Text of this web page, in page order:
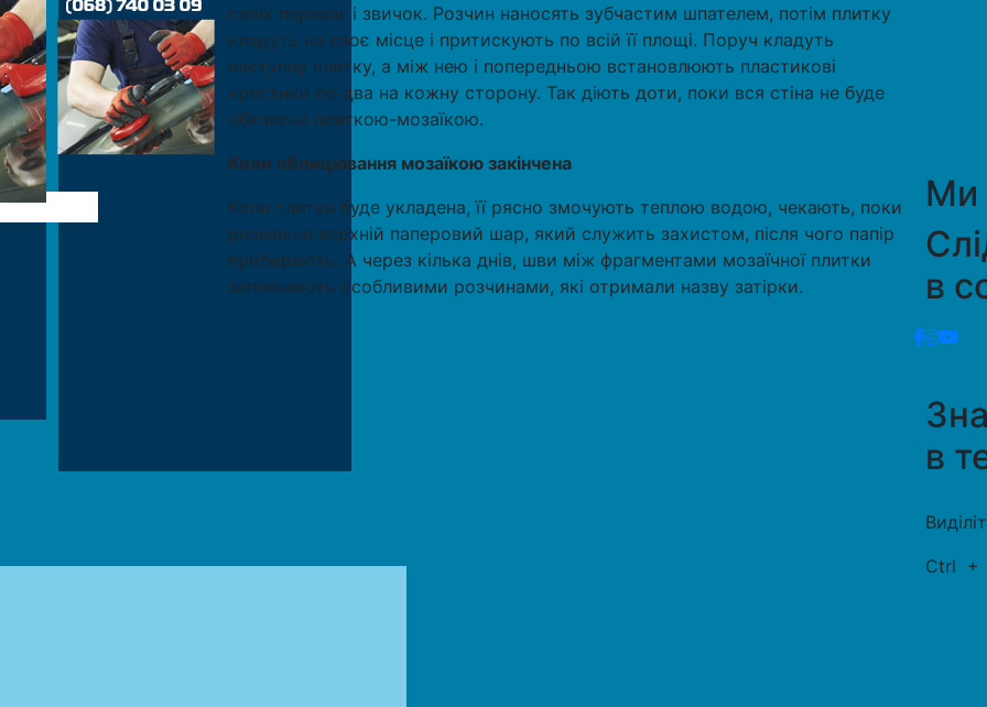
своїх переваг і звичок. Розчин наносять зубчастим шпателем, потім плитку
кладуть на своє місце і притискують по всій її площі. Поруч кладуть
наступну плитку, а між нею і попередньою встановлюють пластикові
хрестики по два на кожну сторону. Так діють доти, поки вся стіна не буде
обклеєна плиткою-мозаїкою.
Коли облицювання мозаїкою закінчена
Коли плитка буде укладена, її рясно змочують теплою водою, чекають, поки
розмокне верхній паперовий шар, який служить захистом, після чого папір
прибирають. А через кілька днів, шви між фрагментами мозаїчної плитки
заповнюють особливими розчинами, які отримали назву затірки.
Ми
в
в
Ctrl +